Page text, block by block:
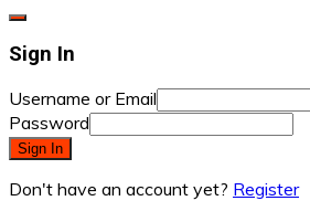
Sign In
Username or Email
Password
Sign In
Don't have an account yet? Register